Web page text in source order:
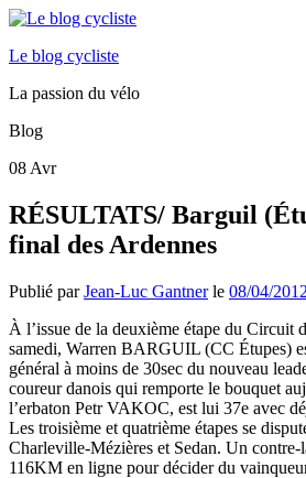
Le blog cycliste
La passion du vélo
Blog
08 Avr
RÉSULTATS/ Barguil
final des Ardennes
Publié parJean-Luc Gantnerle 08/04/
À l’issue de la deuxième étape du Circuit
samedi, Warren BARGUIL (CC Étupes)
général à moins de 30sec du nouveau
coureur danois qui remporte le bouquet
l’erbaton Petr VAKOC, est lui 37e avec
Les troisième et quatrième étapes se
Charleville-Mézières et Sedan. Un
116KM en ligne pour décider du